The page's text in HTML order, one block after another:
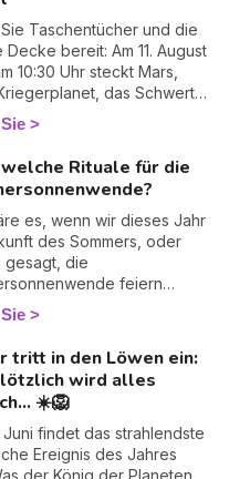
zurück: Arbeit, Familie,
Aber atmen Sie
steigen nicht allein
den Zug! Ich habe für Sie
Fahrplan vorbereitet,
vor allem mit einem
Taschentücher und die
Decke bereit: Am 11. August
10:30 Uhr steckt Mars,
das Schwert
die geistige Unruhe
und rollt sich bis etwa
September im zarten,
Zeichen Krebs zusammen.
halten diesen
für „schwach“ … doch ich
warum er vielleicht
zutiefst menschlichsten
ist. Folgen Sie mir — Ihr
Rituale für die
es, wenn wir dieses Jahr
des Sommers, oder
gesagt, die
feiern
Im Wicca-Kalender gibt es
Feste, die das Jahr
bieten, den Wechsel
die Natur und
zu zelebrieren.
Litha ist in der Wicca-
die perfekte Gelegenheit,
und die Sommersaison
tritt in den Löwen ein:
wird alles
☀️🦁
Juni findet das strahlendste
Ereignis des Jahres
der König der Planeten